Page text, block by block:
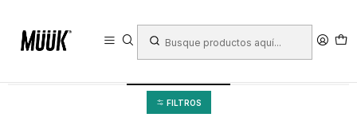
Medias
FILTROS